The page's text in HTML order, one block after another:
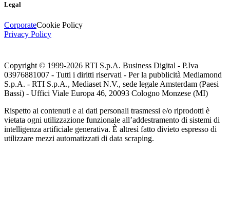
Legal
CorporateCookie Policy
Privacy Policy
Copyright © 1999-2026 RTI S.p.A. Business Digital - P.Iva
03976881007 - Tutti i diritti riservati - Per la pubblicità Mediamond
S.p.A. - RTI S.p.A., Mediaset N.V., sede legale Amsterdam (Paesi
Bassi) - Uffici Viale Europa 46, 20093 Cologno Monzese (MI)
Rispetto ai contenuti e ai dati personali trasmessi e/o riprodotti è
vietata ogni utilizzazione funzionale all’addestramento di sistemi di
intelligenza artificiale generativa. È altresì fatto divieto espresso di
utilizzare mezzi automatizzati di data scraping.